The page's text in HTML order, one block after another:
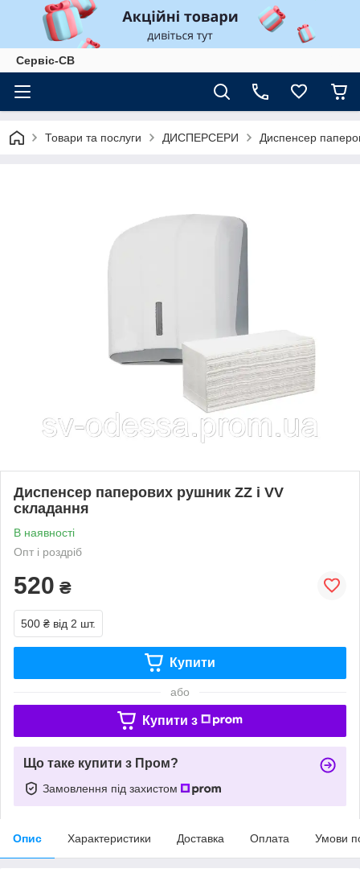
Сервіс-СВ
Товари та послуги ДИСПЕРСЕРИ Диспенсер
Диспенсер паперових рушник ZZ і VV
складання
В наявності
Опт і роздріб
520 ₴
500 ₴ від 2 шт.
Купити
або
Купити з
Що таке купити з Пром?
Замовлення під захистом
Опис Характеристики Доставка Оплата Умови